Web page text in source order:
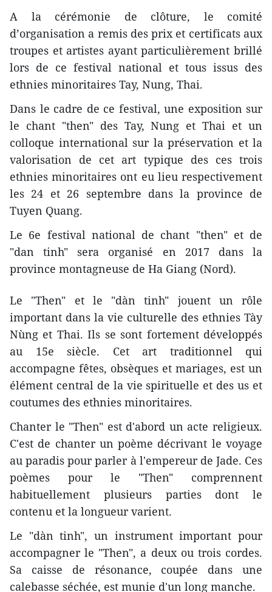
A la cérémonie de clôture, le comité
d’organisation a remis des prix et certificats ​aux
​troupes et ​artistes ayant particulièrement brillé
lors de ce festival national et tous issus des
ethnies minoritaires Tay, Nung, Thai.
Dans le cadre de ce festival, une exposition sur
le chant "then" des Tay, Nung et Thai et un
colloque international sur la préservation et la
valorisation de cet art typique des ces trois
ethnies minoritaires ont eu lieu respectivement
les 24 et 26 septembre dans la province de
Tuyen Quang.
Le 6e festival national de chant "then" et de
"dan tinh" sera organisé en 2017 dans la
province montagneuse de Ha Giang (Nord).
Le "Then" et le "dàn tinh" jouent un rôle
important dans la vie culturelle des ethnies Tày
Nùng et Thai. Ils se sont fortement développés
au 15e siècle. Cet art traditionnel qui
accompagne fêtes, obsèques et mariages, est un
élément central de la vie spirituelle et des us et
coutumes des ethnies minoritaires.
Chanter le "Then" est d'abord un acte religieux.
C'est de chanter un poème décrivant le voyage
au paradis pour parler à l'empereur de Jade. Ces
poèmes pour le "Then" comprennent
habituellement plusieurs parties dont le
contenu et la longueur varient.
Le "dàn tinh", un instrument important pour
accompagner le "Then", a deux ou trois cordes.
Sa caisse de résonance, coupée dans une
calebasse séchée, est munie d'un long manche.